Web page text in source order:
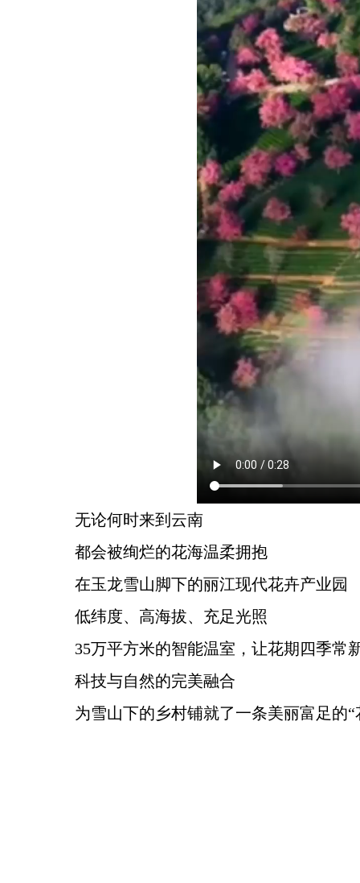
无论何时来到云南
都会被绚烂的花海温柔拥抱
在玉龙雪山脚下的丽江现代花卉产业园
低纬度、高海拔、充足光照
35万平方米的智能温室，让花期四季常
科技与自然的完美融合
为雪山下的乡村铺就了一条美丽富足的“